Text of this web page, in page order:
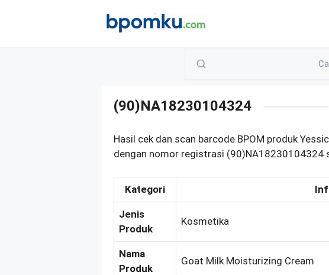
(90)NA18230104324
Hasil cek dan scan barcode BPOM produk
dengan nomor registrasi (90)NA18230104324
Kategori
Jenis
Produk
Kosmetika
Nama
Produk
Goat Milk Moisturizing Cream